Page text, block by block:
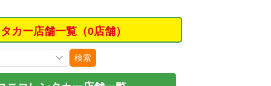
カー店舗一覧（0店舗）
検索